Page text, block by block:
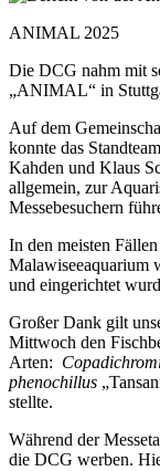
ANIMAL 2025
Die DCG nahm mit
„ANIMAL“ in
Auf dem
konnte das
Kahden und Klaus
allgemein, zur
Messebesuchern
In den meisten
Malawiseeaquarium
und eingerichtet
Großer Dank gilt
Mittwoch den
Arten:
phenochillus
stellte.
Während der
die DCG werben.